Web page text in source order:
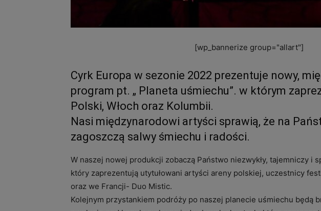
[wp_bannerize group="allart"]
Cyrk Europa w sezonie 2022 prezentuje nowy,
program pt. „ Planeta uśmiechu”. w którym
Polski, Włoch oraz Kolumbii.
Nasi międzynarodowi artyści sprawią, że na
zagoszczą salwy śmiechu i radości.
W naszej nowej produkcji zobaczą Państwo niezwykły, tajemniczy i
który zaprezentują utytułowani artyści areny polskiej, uczestnicy
oraz we Francji- Duo Mistic.
Kolejnym przystankiem podróży po naszej planecie uśmiechu będą